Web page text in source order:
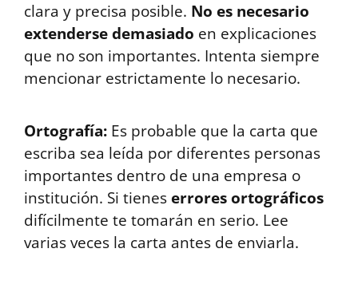
clara y precisa posible. No es necesario
extenderse demasiado en explicaciones
que no son importantes. Intenta siempre
mencionar estrictamente lo necesario.
Ortografía: Es probable que la carta que
escriba sea leída por diferentes personas
importantes dentro de una empresa o
institución. Si tienes errores ortográficos
difícilmente te tomarán en serio. Lee
varias veces la carta antes de enviarla.